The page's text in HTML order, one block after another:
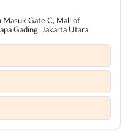
Masuk Gate C, Mall of
Gading, Jakarta Utara